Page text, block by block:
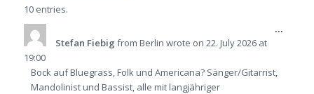
10 entries.
Stefan Fiebig from Berlin wrote on 22. July 2026 at
19:00
Bock auf Bluegrass, Folk und Americana? Sänger/Gitarrist,
Mandolinist und Bassist, alle mit langjähriger
...